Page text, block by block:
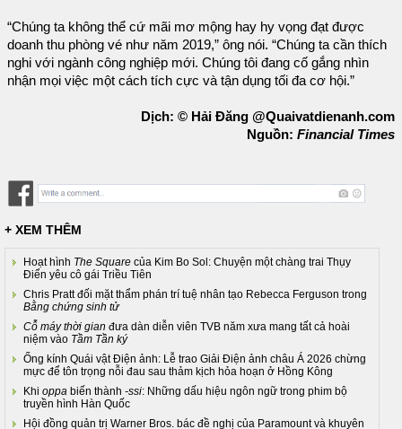
“Chúng ta không thể cứ mãi mơ mộng hay hy vọng đạt được
doanh thu phòng vé như năm 2019,” ông nói. “Chúng ta cần thích
nghi với ngành công nghiệp mới. Chúng tôi đang cố gắng nhìn
nhận mọi việc một cách tích cực và tận dụng tối đa cơ hội.”
Dịch: © Hải Đăng @Quaivatdienanh.com
Nguồn: Financial Times
+ XEM THÊM
Hoạt hình The Square của Kim Bo Sol: Chuyện một chàng trai Thụy
Điển yêu cô gái Triều Tiên
Chris Pratt đối mặt thẩm phán trí tuệ nhân tạo Rebecca Ferguson trong
Bằng chứng sinh tử
Cỗ máy thời gian đưa dàn diễn viên TVB năm xưa mang tất cả hoài
niệm vào Tầm Tần ký
Ống kính Quái vật Điện ảnh: Lễ trao Giải Điện ảnh châu Á 2026 chừng
mực để tôn trọng nỗi đau sau thảm kịch hỏa hoạn ở Hồng Kông
Khi oppa biến thành -ssi: Những dấu hiệu ngôn ngữ trong phim bộ
truyền hình Hàn Quốc
Hội đồng quản trị Warner Bros. bác đề nghị của Paramount và khuyên